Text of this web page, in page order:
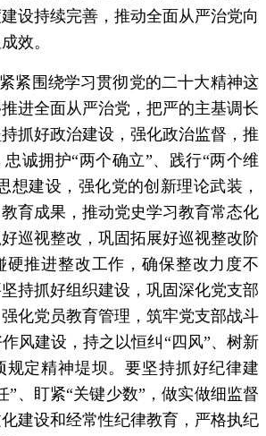
设持续完善，推动全面从严治党向
效。
紧围绕学习贯彻党的二十大精神这
进全面从严治党，把严的主基调长
抓好政治建设，强化政治监督，推
诚拥护“两个确立”、践行“两个维
想建设，强化党的创新理论武装，
育成果，推动党史学习教育常态化
巡视整改，巩固拓展好巡视整改阶
硬推进整改工作，确保整改力度不
持抓好组织建设，巩固深化党支部
化党员教育管理，筑牢党支部战斗
风建设，持之以恒纠“四风”、树新
规定精神堤坝。要坚持抓好纪律建
”、盯紧“关键少数”，做实做细监督
建设和经常性纪律教育，严格执纪